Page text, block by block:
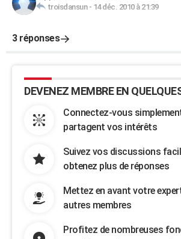
troisdansun- 14 déc. 2010 à 21:39
3 réponses
DEVENEZ MEMBRE EN
Connectez-vous
partagent vos intérêts
Suivez vos discussions
obtenez plus de réponses
Mettez en avant votre
autres membres
Profitez de nombreuses